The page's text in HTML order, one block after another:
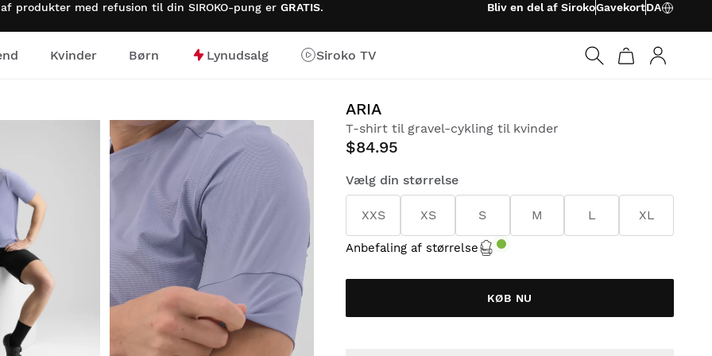
produkter med refusion til din SIROKO-pung er GRATIS. Bliv en del af SirokoGavekortDA
Kvinder Børn Lynudsalg
Siroko TV
ARIA
T-shirt til gravel-cykling til kvinder
$84.95
Vælg din størrelse
XXS XS S M L XL
Anbefaling af størrelse
KØB NU